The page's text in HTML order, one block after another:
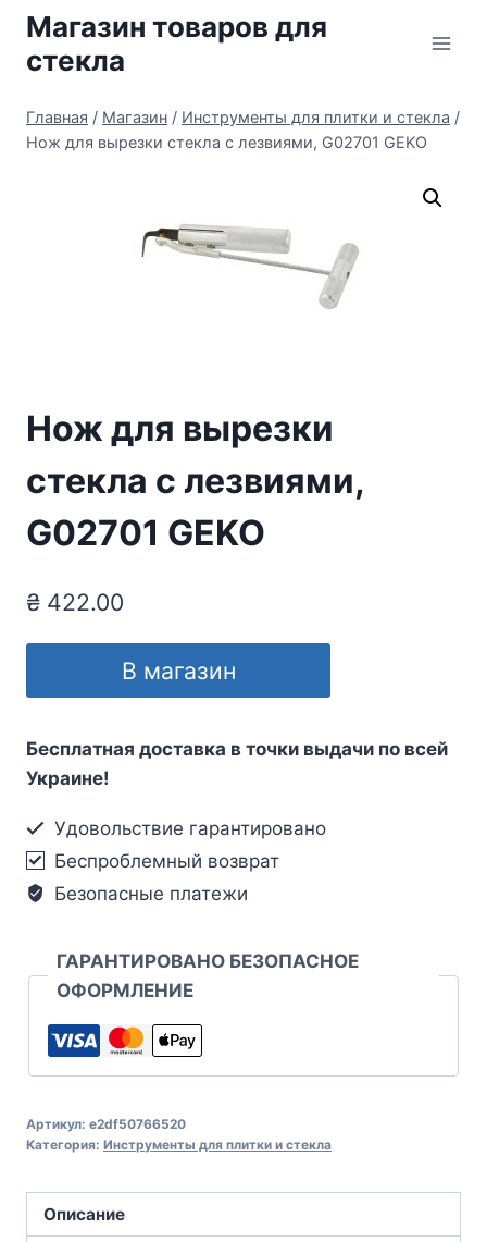
Перейти
содержимому
Магазин товаров для
стекла
Главная / Магазин / Инструменты для плитки и стекла /
Нож для вырезки стекла с лезвиями, G02701 GEKO
Нож для вырезки
стекла с лезвиями,
G02701 GEKO
₴ 422.00
В магазин
Бесплатная доставка в точки выдачи по всей
Украине!
Удовольствие гарантировано
Беспроблемный возврат
Безопасные платежи
ГАРАНТИРОВАНО БЕЗОПАСНОЕ
ОФОРМЛЕНИЕ
Артикул: e2df50766520
Категория: Инструменты для плитки и стекла
Описание